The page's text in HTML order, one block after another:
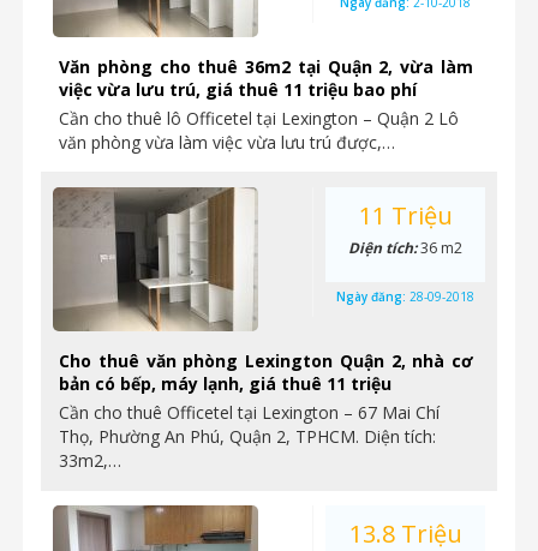
Văn phòng cho thuê 36m2 tại Quận 2, vừa làm
việc vừa lưu trú, giá thuê 11 triệu bao phí
Cần cho thuê lô Officetel tại Lexington – Quận 2 Lô
văn phòng vừa làm việc vừa lưu trú được,…
Cho thuê văn phòng Lexington Quận 2, nhà cơ
bản có bếp, máy lạnh, giá thuê 11 triệu
Cần cho thuê Officetel tại Lexington – 67 Mai Chí
Thọ, Phường An Phú, Quận 2, TPHCM. Diện tích:
33m2,…
11 Triệu
Diện tích:36 m2
Ngày đăng: 28-09-2018
13.8 Triệu